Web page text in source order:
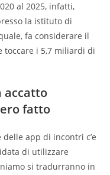
al 2025, infatti,
la istituto di
fa considerare il
toccare i 5,7 miliardi di
accatto
fatto
app di incontri c’e
di utilizzare
si tradurranno in